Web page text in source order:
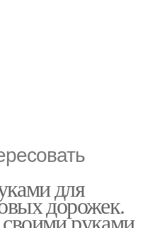
для
дорожек.
руками